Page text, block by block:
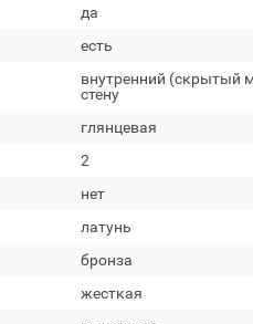
да
есть
внутренний (скрытый
стену
глянцевая
2
нет
латунь
бронза
жесткая